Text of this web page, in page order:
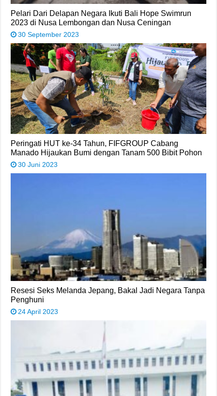
Pelari Dari Delapan Negara Ikuti Bali Hope Swimrun
2023 di Nusa Lembongan dan Nusa Ceningan
30 September 2023
Peringati HUT ke-34 Tahun, FIFGROUP Cabang
Manado Hijaukan Bumi dengan Tanam 500 Bibit Pohon
30 Juni 2023
Resesi Seks Melanda Jepang, Bakal Jadi Negara Tanpa
Penghuni
24 April 2023